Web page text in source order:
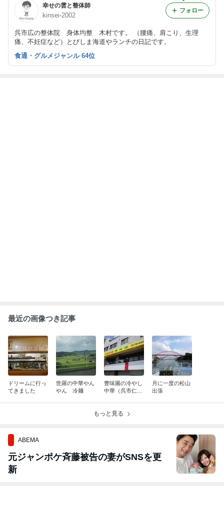
幸せの雲と整体師
kinsei-2002
呉市広の整体院 身体均整 木村です。 （腰痛、肩こり、生理
痛、不妊症など）とびしま海道やランチの日記です。
フォロー
食通・グルメジャンル 64位